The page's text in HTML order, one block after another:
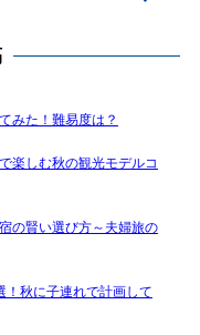
みた！難易度は？
楽しむ秋の観光モデルコ
の賢い選び方～夫婦旅の
！秋に子連れで計画して